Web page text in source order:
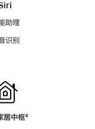
助理
识别
居中枢脚
⁴